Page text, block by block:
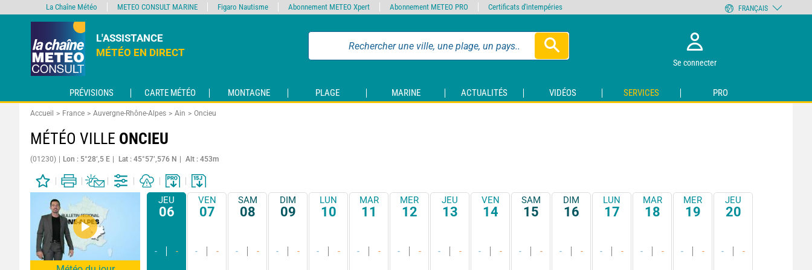
L'ASSISTANCE
MÉTÉO EN DIRECT
Se connecter
PRÉVISIONS CARTE MÉTÉO MONTAGNE PLAGE MARINE ACTUALITÉS VIDÉOS SERVICES PRO
Accueil France Auvergne-Rhône-Alpes Ain Oncieu
MÉTÉO VILLE ONCIEU
(01230) Lon : 5°28’,5 E Lat : 45°57’,576 N Alt : 453m
JEU
06
- -
VEN
07
- -
SAM
08
- -
DIM
09
- -
LUN
10
- -
MAR
11
- -
MER
12
- -
JEU
13
- -
VEN
14
- -
SAM
15
- -
DIM
16
- -
LUN
17
- -
MAR
18
- -
MER
19
- -
JEU
20
- -
La Chaîne Météo METEO CONSULT MARINE Figaro Nautisme Abonnement METEO Xpert Abonnement METEO PRO Certificats d'intempéries FRANÇAIS